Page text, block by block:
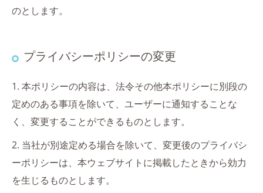
のとします。
プライバシーポリシーの変更
1. 本ポリシーの内容は、法令その他本ポリシーに別段の
定めのある事項を除いて、ユーザーに通知することな
く、変更することができるものとします。
2. 当社が別途定める場合を除いて、変更後のプライバシ
ーポリシーは、本ウェブサイトに掲載したときから効力
を生じるものとします。